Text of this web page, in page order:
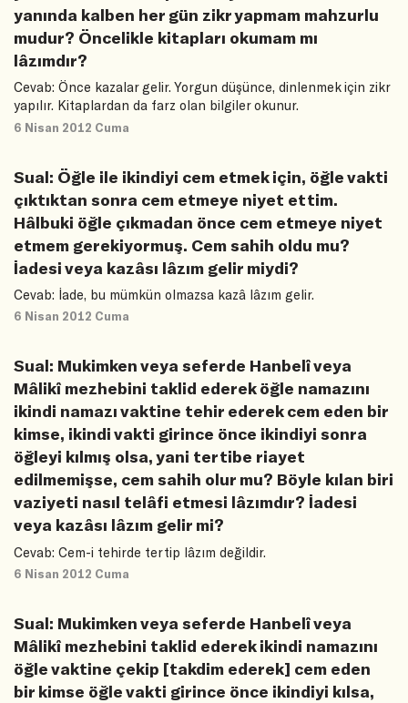
yanında kalben her gün zikr yapmam mahzurlu
mudur? Öncelikle kitapları okumam mı
lâzımdır?
Cevab: Önce kazalar gelir. Yorgun düşünce, dinlenmek için zikr
yapılır. Kitaplardan da farz olan bilgiler okunur.
6 Nisan 2012 Cuma
Sual: Öğle ile ikindiyi cem etmek için, öğle vakti
çıktıktan sonra cem etmeye niyet ettim.
Hâlbuki öğle çıkmadan önce cem etmeye niyet
etmem gerekiyormuş. Cem sahih oldu mu?
İadesi veya kazâsı lâzım gelir miydi?
Cevab: İade, bu mümkün olmazsa kazâ lâzım gelir.
6 Nisan 2012 Cuma
Sual: Mukimken veya seferde Hanbelî veya
Mâlikî mezhebini taklid ederek öğle namazını
ikindi namazı vaktine tehir ederek cem eden bir
kimse, ikindi vakti girince önce ikindiyi sonra
öğleyi kılmış olsa, yani tertibe riayet
edilmemişse, cem sahih olur mu? Böyle kılan biri
vaziyeti nasıl telâfi etmesi lâzımdır? İadesi
veya kazâsı lâzım gelir mi?
Cevab: Cem-i tehirde tertip lâzım değildir.
6 Nisan 2012 Cuma
Sual: Mukimken veya seferde Hanbelî veya
Mâlikî mezhebini taklid ederek ikindi namazını
öğle vaktine çekip [takdim ederek] cem eden
bir kimse öğle vakti girince önce ikindiyi kılsa,